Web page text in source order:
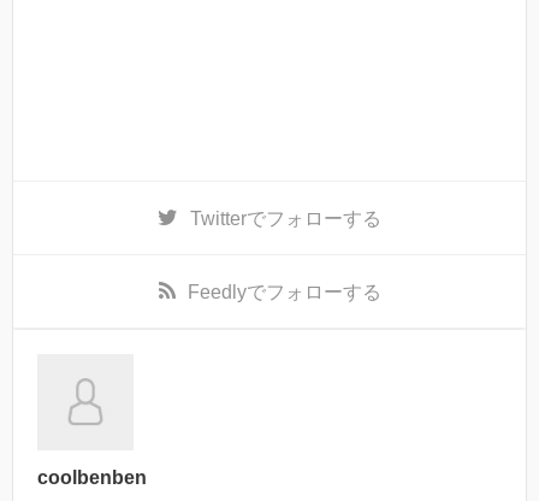
Twitterでフォローする
Feedlyでフォローする
coolbenben